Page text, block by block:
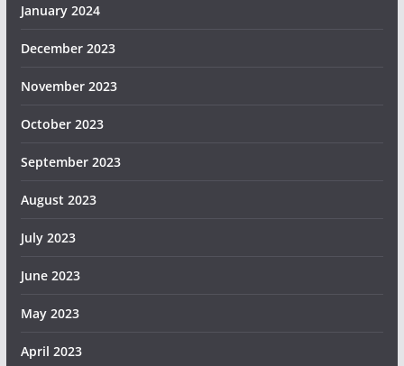
January 2024
December 2023
November 2023
October 2023
September 2023
August 2023
July 2023
June 2023
May 2023
April 2023